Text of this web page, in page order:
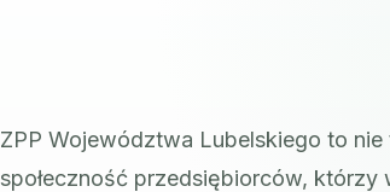
ZPP Województwa Lubelskiego to
społeczność przedsiębiorców,